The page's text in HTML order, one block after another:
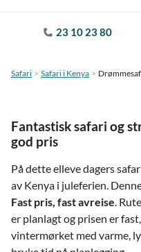
23 10 23 80
Safari Safari i Kenya
Fantastisk safari og
god pris
På dette elleve dagers
av Kenya i juleferien.
Fast pris, fast avreise.
er planlagt og prisen er
vintermørket med varme,